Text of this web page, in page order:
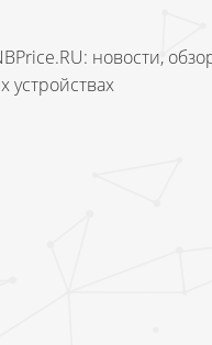
новости,
устройствах